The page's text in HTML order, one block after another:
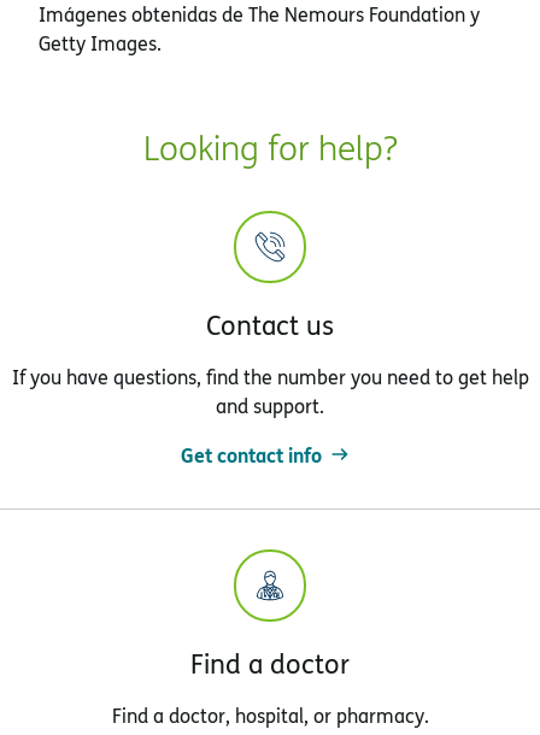
Imágenes obtenidas de The Nemours Foundation y
Getty Images.
Looking for help?
Contact us
If you have questions, find the number you need to get help
and support.
Get contact info
Find a doctor
Find a doctor, hospital, or pharmacy.